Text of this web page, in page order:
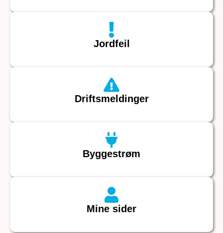
Jordfeil
Driftsmeldinger
Byggestrøm
Mine sider